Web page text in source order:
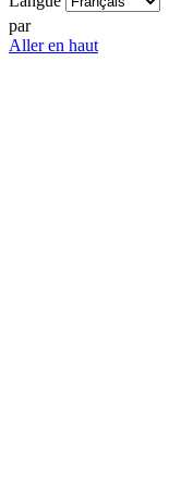
par
Aller en haut